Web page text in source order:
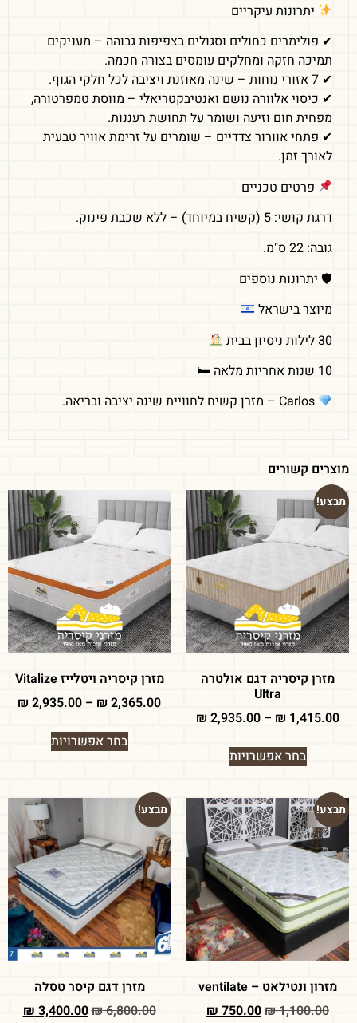
יתרונות עיקריים
✔ פולימרים כחולים וסגולים בצפיפות גבוהה – מעניקים
תמיכה חזקה ומחלקים עומסים בצורה חכמה.
✔ 7 אזורי נוחות – שינה מאוזנת ויציבה לכל חלקי הגוף.
✔ כיסוי אלוורה נושם ואנטיבקטריאלי – מווסת טמפרטורה,
מפחית חום וזיעה ושומר על תחושת רעננות.
✔ פתחי אוורור צדדיים – שומרים על זרימת אוויר טבעית
לאורך זמן.
פרטים טכניים
דרגת קושי: 5 (קשיח במיוחד) – ללא שכבת פינוק.
גובה: 22 ס"מ.
🛡 יתרונות נוספים
מיוצר בישראל
30 לילות ניסיון בבית
10 שנות אחריות מלאה 🛏
Carlos – מזרן קשיח לחוויית שינה יציבה ובריאה.
מוצרים קשורים
מבצע!
מזרן קיסריה דגם אולטרה
Ultra
₪ 1,415.00
–
₪ 2,935.00
בחר אפשרויות
מזרן קיסריה ויטלייז Vitalize
₪ 2,365.00
–
₪ 2,935.00
בחר אפשרויות
מבצע!
מזרון ונטילאט – ventilate
₪1,100.00
₪ 750.00
מבצע!
מזרן דגם קיסר טסלה
₪6,800.00
₪ 3,400.00